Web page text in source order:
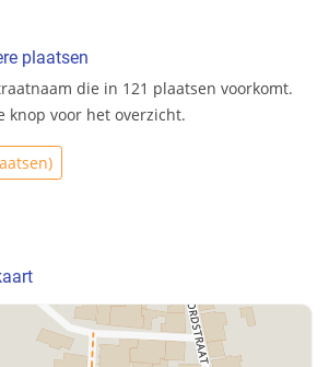
plaatsen
die in 121 plaatsen voorkomt.
knop voor het overzicht.